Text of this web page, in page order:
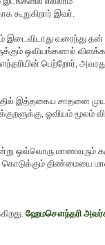
கூறுகிறார் இவர்.
இடைவிடாது வரைந்து
ஒவியங்களால்
பெற்றோர்
இத்தகைய சாதனை
ஓவியம் மூலம்
ஒவ்வொரு மாணவரும்
திண்மையை
ஹேமசௌந்தரி